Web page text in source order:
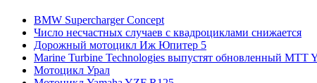
BMW Supercharger Concept
Число несчастных случаев с квадроциклами снижается
Дорожный мотоцикл Иж Юпитер 5
Marine Turbine Technologies выпустят обновленный MTT
Мотоцикл Урал